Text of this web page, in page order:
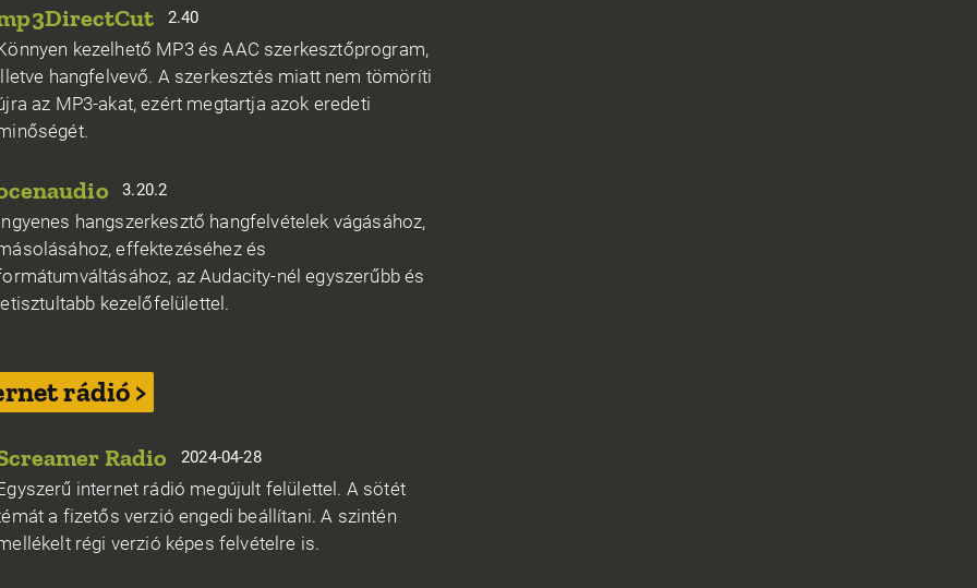
2.40
kezelhető MP3 és AAC szerkesztőprogram,
hangfelvevő. A szerkesztés miatt nem tömöríti
az MP3-akat, ezért megtartja azok eredeti
3.20.2
hangszerkesztő hangfelvételek vágásához,
effektezéséhez és
az Audacity-nél egyszerűbb és
kezelőfelülettel.
rádió >
Radio 2024-04-28
internet rádió megújult felülettel. A sötét
a fizetős verzió engedi beállítani. A szintén
régi verzió képes felvételre is.